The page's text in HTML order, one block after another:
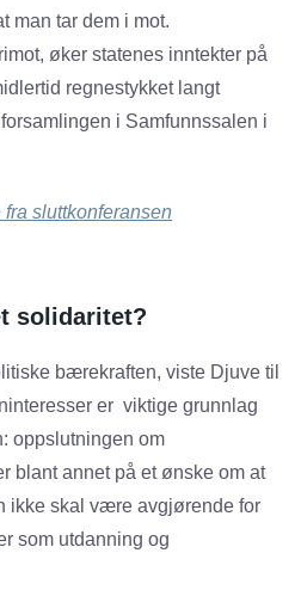
man tar dem i mot.
øker statenes inntekter på
regnestykket langt
i Samfunnssalen i
fra sluttkonferansen
solidaritet?
bærekraften, viste Djuve til
er viktige grunnlag
oppslutningen om
blant annet på et ønske om at
ikke skal være avgjørende for
som utdanning og